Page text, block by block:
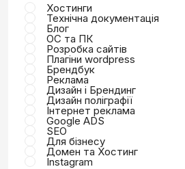
Хостинги
Технічна документація
Блог
ОС та ПК
Розробка сайтів
Плагіни wordpress
Брендбук
Реклама
Дизайн і Брендинг
Дизайн поліграфії
Інтернет реклама
Google ADS
SEO
Для бізнесу
Домен та Хостинг
Instagram